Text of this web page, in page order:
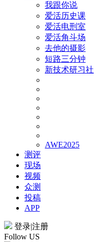
我跟你说
爱活历史课
爱活电刑室
爱活角斗场
去他的摄影
短路三分钟
新技术研习社
AWE2025
测评
现场
视频
众测
投稿
APP
登录|注册
Follow US